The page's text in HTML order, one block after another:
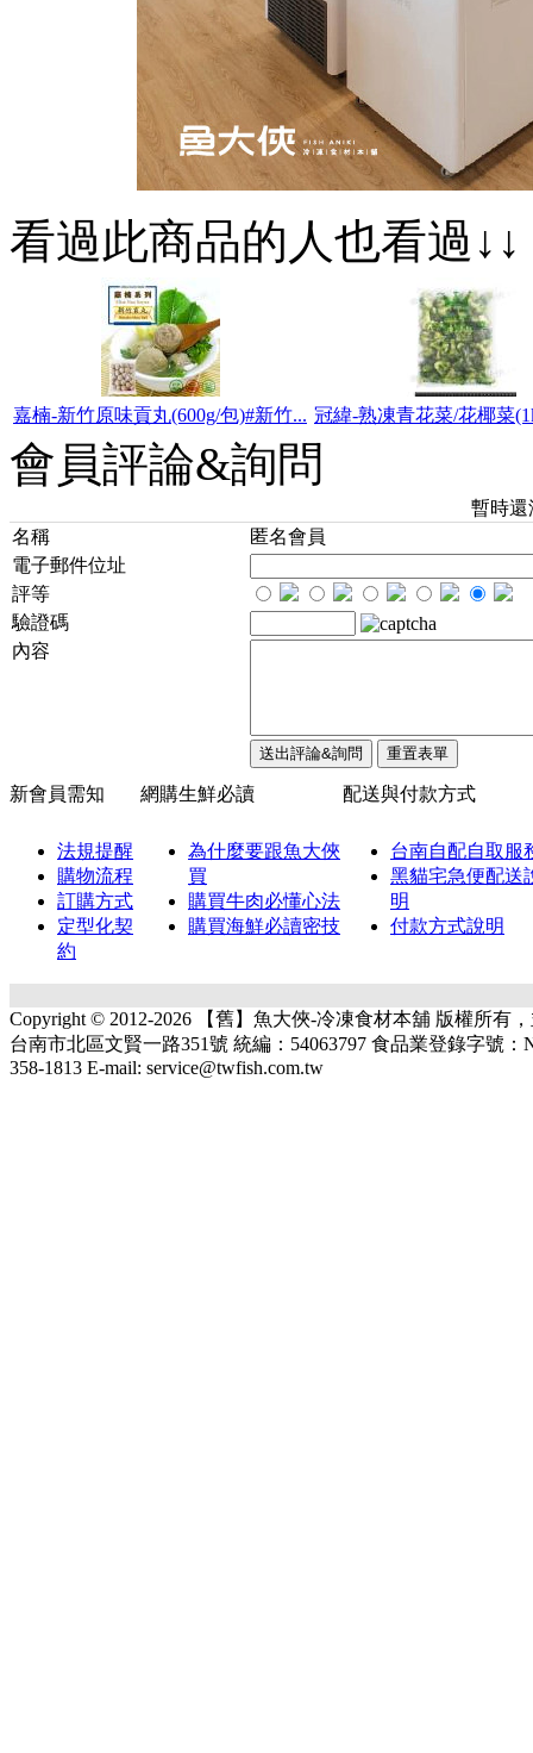
看過此商品的人也看過↓↓
嘉楠-新竹原味貢丸(600g/包)#新竹... 冠緯-熟凍青花菜/花椰菜
會員評論&詢問
暫時還
名稱
匿名會員
電子郵件位址
評等
驗證碼
內容
新會員需知 網購生鮮必讀 配送與付款方式
法規提醒
購物流程
訂購方式
定型化契
約
為什麼要跟魚大俠
買
購買牛肉必懂心法
購買海鮮必讀密技
台南自配自取服
黑貓宅急便配送
明
付款方式說明
Copyright © 2012-2026 【舊】魚大俠-冷凍食材本舖 版權所有
台南市北區文賢一路351號 統編：54063797 食品業登錄字號：
358-1813 E-mail: service@twfish.com.tw